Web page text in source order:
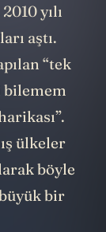
yılı
aştı.
“tek
bilemem
ülkeler
böyle
bir